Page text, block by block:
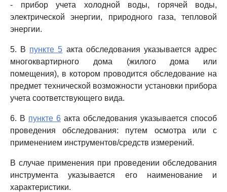
- прибор учета холодной воды, горячей воды,
электрической энергии, природного газа, тепловой
энергии.
5. В пункте 5 акта обследования указывается адрес
многоквартирного дома (жилого дома или
помещения), в котором проводится обследование на
предмет технической возможности установки прибора
учета соответствующего вида.
6. В пункте 6 акта обследования указывается способ
проведения обследования: путем осмотра или с
применением инструментов/средств измерений.
В случае применения при проведении обследования
инструмента указывается его наименование и
характеристики.